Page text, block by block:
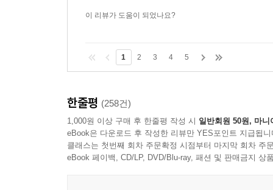
이 리뷰가 도움이 되었나요?
1 2 3 4 5
한줄평 (258건)
1,000원 이상 구매 후 한줄평 작성 시 일반회원 50원, 마니
eBook은 다운로드 후 작성한 리뷰만 YES포인트 지급됩니
클래스는 첫번째 회차 주문확정 시점부터 마지막 회차 주
eBook 페이백, CD/LP, DVD/Blu-ray, 패션 및 판매금지 상